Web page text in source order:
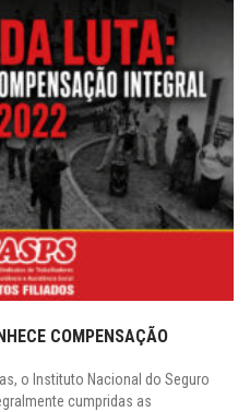
COMPENSAÇÃO
o Instituto Nacional do Seguro
cumpridas as